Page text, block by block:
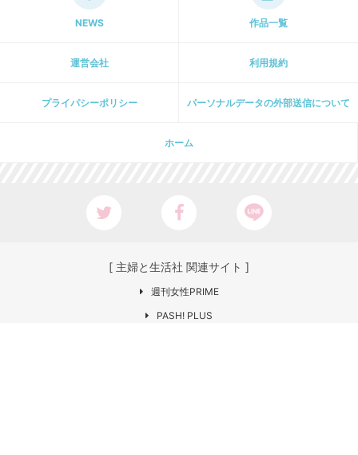
NEWS 作品一覧
運営会社 利用規約
プライパシーポリシー パーソナルデータの外部送信について
ホーム
[ 主婦と生活社 関連サイト ]
週刊女性PRIME
PASH! PLUS